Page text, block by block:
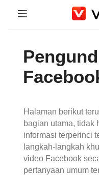
Unduh
Instagram Downloader
YT to MP3
Halaman berikut
bagian utama, tidak
informasi terperinci
langkah-langkah
video Facebook
pertanyaan umum